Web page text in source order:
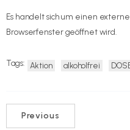
Es handelt sich um einen
Browserfenster geöffnet wird.
Tags: Aktion alkoholfrei
Previous